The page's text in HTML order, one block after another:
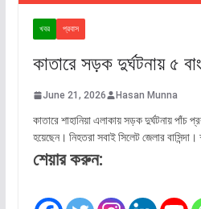
খবর প্রবাস
কাতারে সড়ক দুর্ঘটনায় ৫
June 21, 2026 Hasan Munna
কাতারে শাহানিয়া এলাকায় সড়ক দুর্ঘটনায় পাঁচ
হয়েছেন। নিহতরা সবাই সিলেট জেলার
শেয়ার করুন: